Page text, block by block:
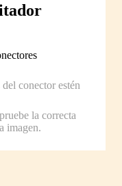
conector estén
la correcta
imagen.